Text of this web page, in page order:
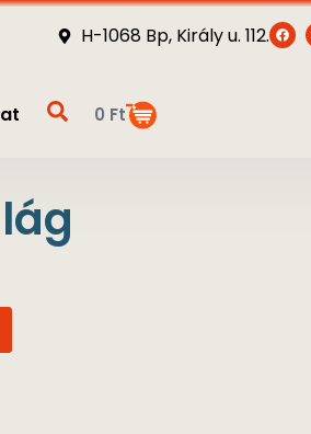
H-1068 Bp, Király u. 112.
0 Ft